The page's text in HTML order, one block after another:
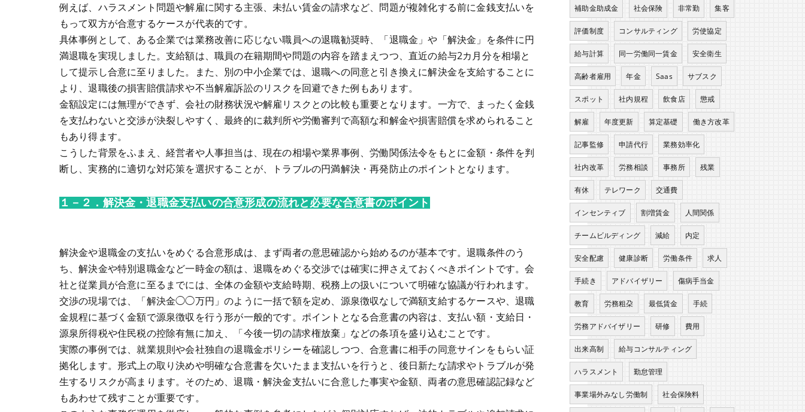
例えば、ハラスメント問題や解雇に関する主張、未払い賃金の請求など、問題が複雑化する前に金銭支払いを
もって双方が合意するケースが代表的です。
具体事例として、ある企業では業務改善に応じない職員への退職勧奨時、「退職金」や「解決金」を条件に円
満退職を実現しました。支給額は、職員の在籍期間や問題の内容を踏まえつつ、直近の給与2カ月分を相場と
して提示し合意に至りました。また、別の中小企業では、退職への同意と引き換えに解決金を支給することに
より、退職後の損害賠償請求や不当解雇訴訟のリスクを回避できた例もあります。
金額設定には無理ができず、会社の財務状況や解雇リスクとの比較も重要となります。一方で、まったく金銭
を支払わないと交渉が決裂しやすく、最終的に裁判所や労働審判で高額な和解金や損害賠償を求められること
もあり得ます。
こうした背景をふまえ、経営者や人事担当は、現在の相場や業界事例、労働関係法令をもとに金額・条件を判
断し、実務的に適切な対応策を選択することが、トラブルの円満解決・再発防止のポイントとなります。
１－２．解決金・退職金支払いの合意形成の流れと必要な合意書のポイント
解決金や退職金の支払いをめぐる合意形成は、まず両者の意思確認から始めるのが基本です。退職条件のう
ち、解決金や特別退職金など一時金の額は、退職をめぐる交渉では確実に押さえておくべきポイントです。会
社と従業員が合意に至るまでには、全体の金額や支給時期、税務上の扱いについて明確な協議が行われます。
交渉の現場では、「解決金◯◯万円」のように一括で額を定め、源泉徴収なしで満額支給するケースや、退職
金規程に基づく金額で源泉徴収を行う形が一般的です。ポイントとなる合意書の内容は、支払い額・支給日・
源泉所得税や住民税の控除有無に加え、「今後一切の請求権放棄」などの条項を盛り込むことです。
実際の事例では、就業規則や会社独自の退職金ポリシーを確認しつつ、合意書に相手の同意サインをもらい証
拠化します。形式上の取り決めや明確な合意書を欠いたまま支払いを行うと、後日新たな請求やトラブルが発
生するリスクが高まります。そのため、退職・解決金支払いに合意した事実や金額、両者の意思確認記録など
もあわせて残すことが重要です。
補助金助成金 社会保険 非常勤 集客
評価制度 コンサルティング 労使協定
給与計算 同一労働同一賃金 安全衛生
高齢者雇用 年金 Saas サブスク
スポット 社内規程 飲食店 懲戒
解雇 年度更新 算定基礎 働き方改革
記事監修 申請代行 業務効率化
社内改革 労務相談 事務所 残業
有休 テレワーク 交通費
インセンティブ 割増賃金 人間関係
チームビルディング 減給 内定
安全配慮 健康診断 労働条件 求人
手続き アドバイザリー 傷病手当金
教育 労務粗朶 最低賃金 手続
労務アドバイザリー 研修 費用
出来高制 給与コンサルティング
ハラスメント 勤怠管理
事業場外みなし労働制 社会保険料